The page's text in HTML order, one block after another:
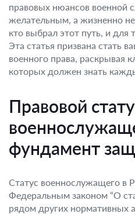
правовых нюансов военной
желательным, а жизненно
кто выбрал этот путь, и для
Эта статья призвана стать
военного права, раскрывая
которых должен знать
Правовой
фундамент
Статус военнослужащего в
Федеральным законом “О
рядом других нормативных